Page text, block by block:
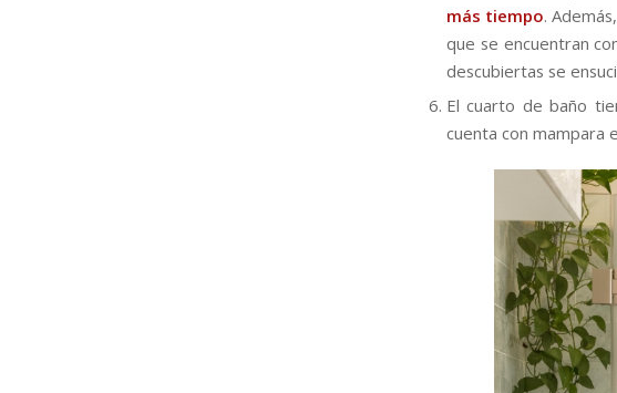
más tiempo.
que se encuentran
descubiertas se
El cuarto de baño
cuenta con mampara